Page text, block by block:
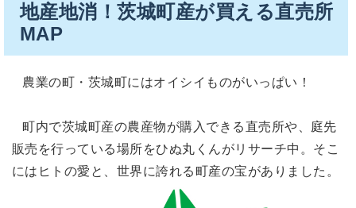
地産地消！茨城町産が買える直売所
MAP
農業の町・茨城町にはオイシイものがいっぱい！
町内で茨城町産の農産物が購入できる直売所や、庭先
販売を行っている場所をひぬ丸くんがリサーチ中。そこ
にはヒトの愛と、世界に誇れる町産の宝がありました。